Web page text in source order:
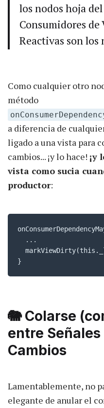
los nodos hoja
Consumidores de
Reactivas son los
Como cualquier otro
método
a diferencia de
ligado a una vista para
cambios... ¡y lo hace! ¡y
vista como sucia
productor:
  ...
}
🐘 Colarse
entre
Cambios
Lamentablemente, no
elegante de anular el